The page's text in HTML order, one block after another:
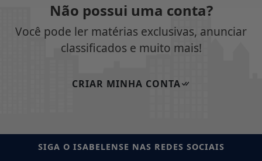
Não possui uma conta?
Você pode ler matérias exclusivas, anunciar
classificados e muito mais!
CRIAR MINHA CONTA
SIGA O ISABELENSE NAS REDES SOCIAIS